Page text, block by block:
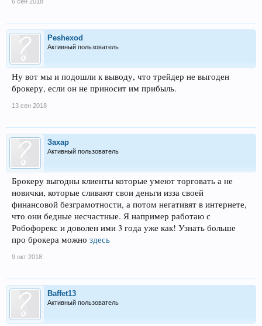
Peshexod
Активный пользователь
Ну вот мы и подошли к выводу, что трейдер не выгоден
брокеру, если он не приносит им прибыль.
13 сен 2018
Захар
Активный пользователь
Брокеру выгодны клиенты которые умеют торговать а не
новички, которые сливают свои деньги изза своей
финансовой безграмотности, а потом негативят в интернете,
что они бедные несчастные. Я например работаю с
Робофорекс и доволен ими 3 года уже как! Узнать больше
про брокера можно здесь
9 окт 2018
Baffet13
Активный пользователь